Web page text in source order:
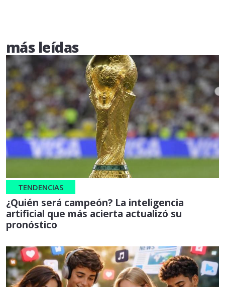
más leídas
TENDENCIAS
¿Quién será campeón? La inteligencia
artificial que más acierta actualizó su
pronóstico